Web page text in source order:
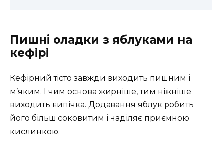
Пишні оладки з яблуками на
кефірі
Кефірний тісто завжди виходить пишним і
м’яким. І чим основа жирніше, тим ніжніше
виходить випічка. Додавання яблук робить
його більш соковитим і наділяє приємною
кислинкою.